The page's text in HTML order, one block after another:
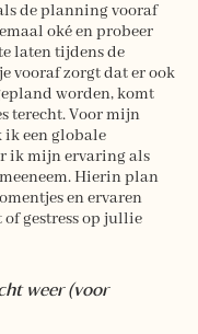
de planning vooraf
oké en probeer
laten tijdens de
vooraf zorgt dat er ook
worden, komt
terecht. Voor mijn
een globale
ik mijn ervaring als
Hierin plan
en ervaren
gestress op jullie
weer (voor